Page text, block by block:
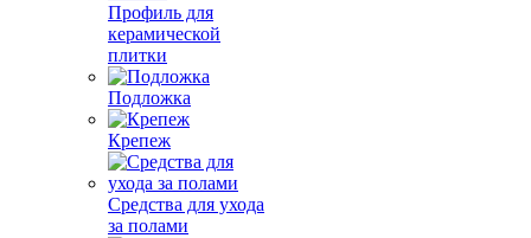
Профиль для
керамической
плитки
Подложка
Крепеж
Средства для ухода
за полами